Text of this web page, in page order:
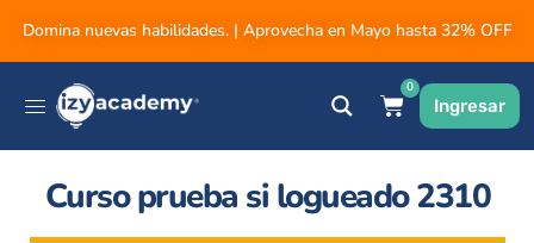
Domina nuevas habilidades. | Aprovecha en Mayo hasta 32% OFF
0
Ingresar
Curso prueba si logueado 2310